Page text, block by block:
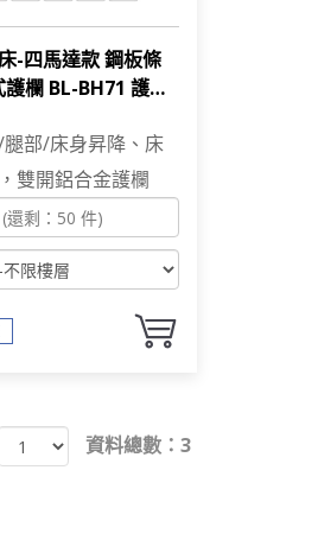
-四馬達款 鋼板條
欄 BL-BH71 護理
部/床身昇降、床
雙開鋁合金護欄
資料總數：3